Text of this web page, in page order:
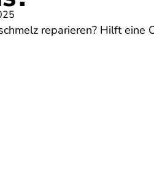
reparieren? Hilft